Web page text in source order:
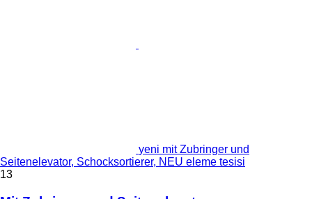
yeni mit Zubringer und
Seitenelevator, Schocksortierer, NEU eleme tesisi
13